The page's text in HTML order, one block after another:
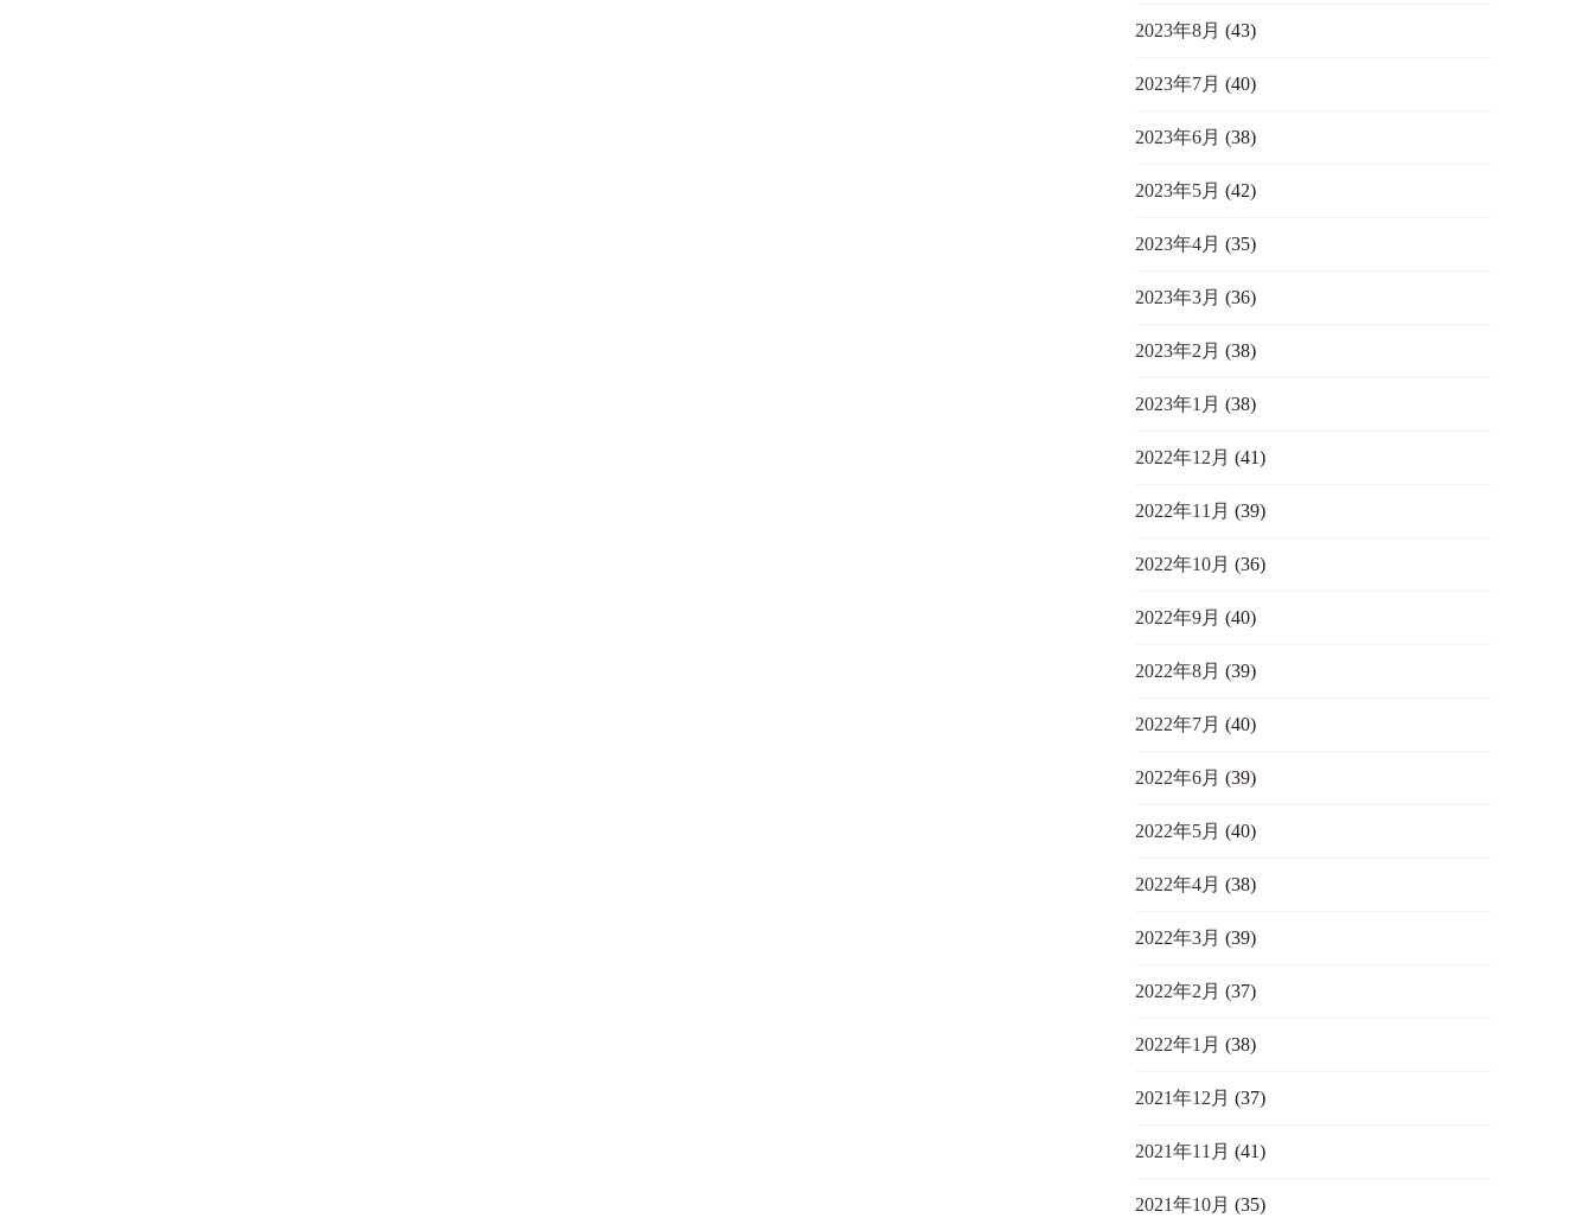
2023年8月 (43)
2023年7月 (40)
2023年6月 (38)
2023年5月 (42)
2023年4月 (35)
2023年3月 (36)
2023年2月 (38)
2023年1月 (38)
2022年12月 (41)
2022年11月 (39)
2022年10月 (36)
2022年9月 (40)
2022年8月 (39)
2022年7月 (40)
2022年6月 (39)
2022年5月 (40)
2022年4月 (38)
2022年3月 (39)
2022年2月 (37)
2022年1月 (38)
2021年12月 (37)
2021年11月 (41)
2021年10月 (35)